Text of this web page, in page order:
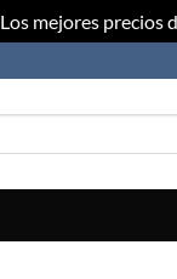
Los mejores precios